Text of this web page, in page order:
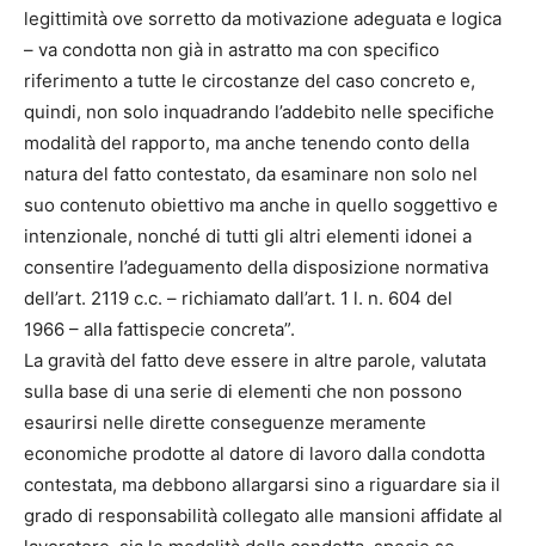
legittimità ove sorretto da motivazione adeguata e logica
– va condotta non già in astratto ma con specifico
riferimento a tutte le circostanze del caso concreto e,
quindi, non solo inquadrando l’addebito nelle specifiche
modalità del rapporto, ma anche tenendo conto della
natura del fatto contestato, da esaminare non solo nel
suo contenuto obiettivo ma anche in quello soggettivo e
intenzionale, nonché di tutti gli altri elementi idonei a
consentire l’adeguamento della disposizione normativa
dell’art. 2119 c.c. – richiamato dall’art. 1 l. n. 604 del
1966 – alla fattispecie concreta”.
La gravità del fatto deve essere in altre parole, valutata
sulla base di una serie di elementi che non possono
esaurirsi nelle dirette conseguenze meramente
economiche prodotte al datore di lavoro dalla condotta
contestata, ma debbono allargarsi sino a riguardare sia il
grado di responsabilità collegato alle mansioni affidate al